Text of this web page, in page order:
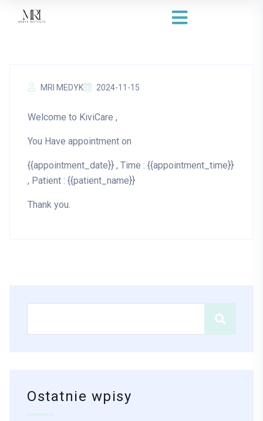
MRI MEDYK 2024-11-15
Welcome to KiviCare ,
You Have appointment on
{{appointment_date}} , Time : {{appointment_time}}
, Patient : {{patient_name}}
Thank you.
Ostatnie wpisy